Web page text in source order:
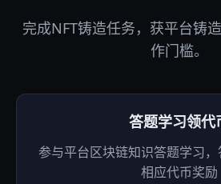
完成NFT铸造任务，获平台铸
作门槛。
答题学习领代
参与平台区块链知识答题学习
相应代币奖励